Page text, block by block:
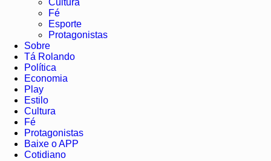
Cultura
Fé
Esporte
Protagonistas
Sobre
Tá Rolando
Política
Economia
Play
Estilo
Cultura
Fé
Protagonistas
Baixe o APP
Cotidiano